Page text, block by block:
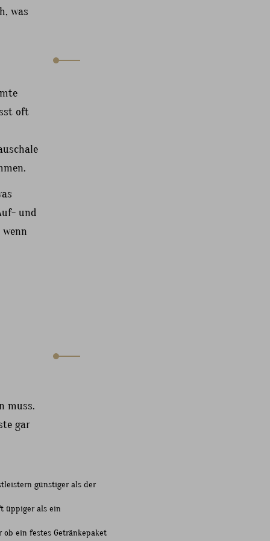
was
oft
und
muss.
gar
günstiger als der
üppiger als ein
ein festes Getränkepaket